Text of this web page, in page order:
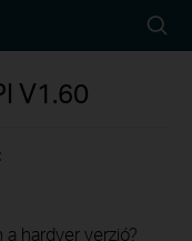
icon
V1.60
hardver verzió?